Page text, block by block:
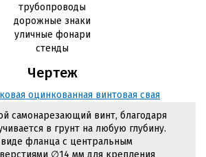
трубопроводы
дорожные знаки
уличные фонари
стенды
Чертеж
самонарезающий винт, благодаря
в грунт на любую глубину.
фланца с центральным
∅14 мм для крепления